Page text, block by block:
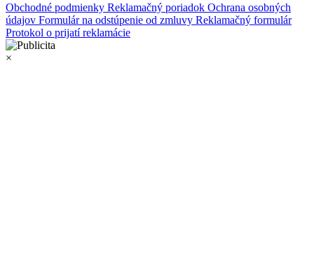
Obchodné podmienky Reklamačný poriadok Ochrana osobných
údajov Formulár na odstúpenie od zmluvy Reklamačný formulár
Protokol o prijatí reklamácie
×